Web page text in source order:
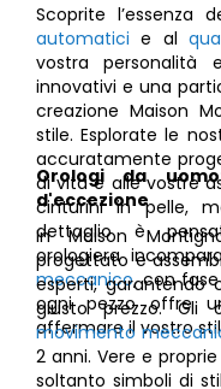
Scoprite l’essenza
automatici e al
vostra personalità
innovativi e una
creazione Maison
stile. Esplorate le
accuratamente
di vita e alle vostre
cinturini in pelle,
dettaglio è
orologiera
meccanico, con
ogni pezzo offre
affermare il vostro
Orologi da
d'eccezione
In Maison
progettato e
esperti, garantendo
giusto prezzo. Gli
movimento
2 anni. Vere e
soltanto simboli di